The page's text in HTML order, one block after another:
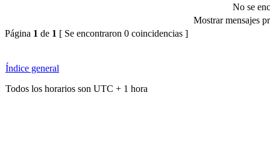
No se
Mostrar mensajes
Página 1 de 1 [ Se encontraron 0 coincidencias ]
Índice general
Todos los horarios son UTC + 1 hora